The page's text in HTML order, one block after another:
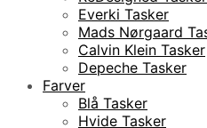
Everki Tasker
Mads Nørgaard
Calvin Klein Tasker
Depeche Tasker
Farver
Blå Tasker
Hvide Tasker